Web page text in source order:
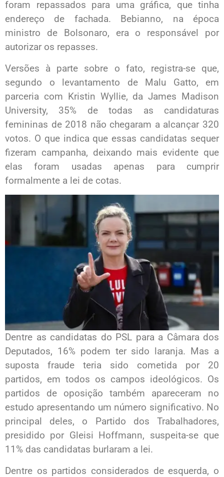
foram repassados para uma gráfica, que tinha
endereço de fachada. Bebianno, na época
ministro de Bolsonaro, era o responsável por
autorizar os repasses.
Versões à parte sobre o fato, registra-se que,
segundo o levantamento de Malu Gatto, em
parceria com Kristin Wyllie, da James Madison
University, 35% de todas as candidaturas
femininas de 2018 não chegaram a alcançar 320
votos. O que indica que essas candidatas sequer
fizeram campanha, deixando mais evidente que
elas foram usadas apenas para cumprir
formalmente a lei de cotas.
Dentre as candidatas do PSL para a Câmara dos
Deputados, 16% podem ter sido laranja. Mas a
suposta fraude teria sido cometida por 20
partidos, em todos os campos ideológicos. Os
partidos de oposição também apareceram no
estudo apresentando um número significativo. No
principal deles, o Partido dos Trabalhadores,
presidido por Gleisi Hoffmann, suspeita-se que
11% das candidatas burlaram a lei.
Dentre os partidos considerados de esquerda, o